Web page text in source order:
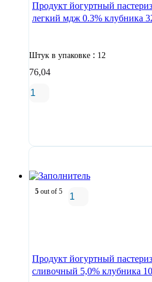
Продукт йогуртный
легкий мдж 0.3% клубника
Штук в упаковке : 12
76,04
5 out of 5
Продукт йогуртный
сливочный 5,0% клубника